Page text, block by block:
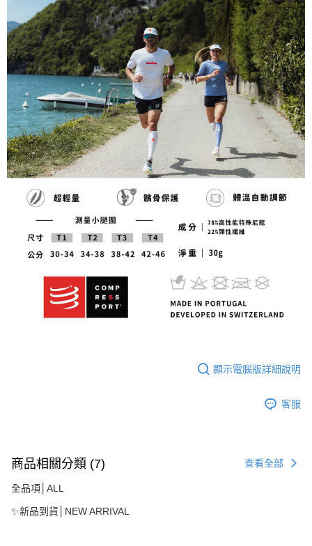
顯示電腦版詳細說明
客服
商品相關分類 (7) 查看全部
全品項│ALL
✨新品到貨│NEW ARRIVAL